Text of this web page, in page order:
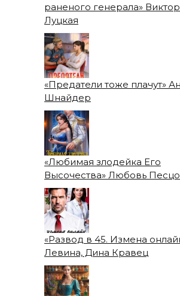
раненого генерала»
Луцкая
«Предатели тоже плачут»
Шнайдер
«Любимая злодейка Его
Высочества» Любовь
«Развод в 45. Измена
Левина, Дина Кравец